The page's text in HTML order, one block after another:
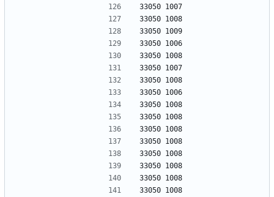
33050 1007
33050 1008
33050 1009
33050 1006
33050 1008
33050 1007
33050 1008
33050 1006
33050 1008
33050 1008
33050 1008
33050 1008
33050 1008
33050 1008
33050 1008
33050 1008